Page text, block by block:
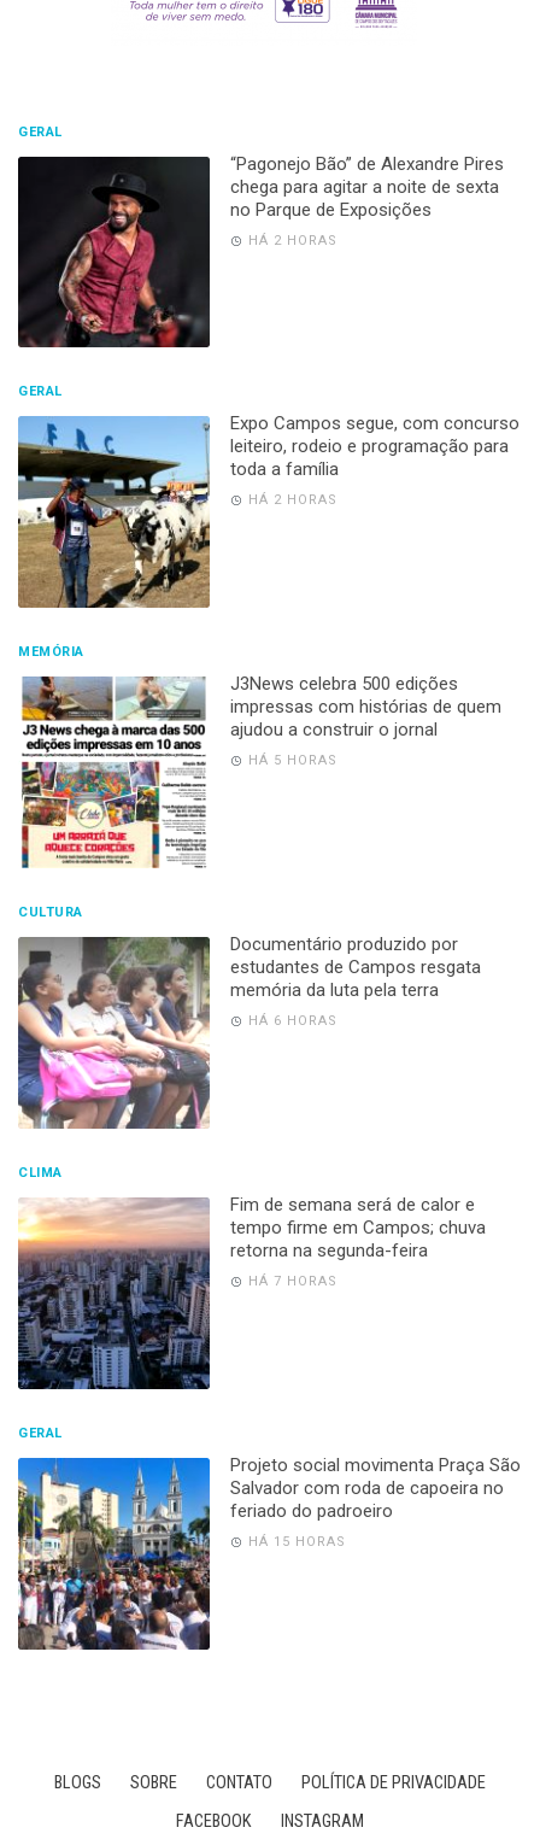
GERAL
“Pagonejo Bão” de Alexandre Pires
chega para agitar a noite de sexta
no Parque de Exposições
HÁ 2 HORAS
GERAL
Expo Campos segue, com concurso
leiteiro, rodeio e programação para
toda a família
HÁ 2 HORAS
MEMÓRIA
J3News celebra 500 edições
impressas com histórias de quem
ajudou a construir o jornal
HÁ 5 HORAS
CULTURA
Documentário produzido por
estudantes de Campos resgata
memória da luta pela terra
HÁ 6 HORAS
CLIMA
Fim de semana será de calor e
tempo firme em Campos; chuva
retorna na segunda-feira
HÁ 7 HORAS
GERAL
Projeto social movimenta Praça São
Salvador com roda de capoeira no
feriado do padroeiro
HÁ 15 HORAS
BLOGS SOBRE CONTATO
POLÍTICA DE PRIVACIDADE
FACEBOOK
INSTAGRAM